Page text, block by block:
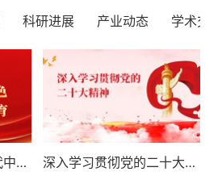
科研进展 产业动态 学术交
学习贯彻习近平新时代中国特色社会主义思想主题教育 深入学习贯彻党的二十大精神